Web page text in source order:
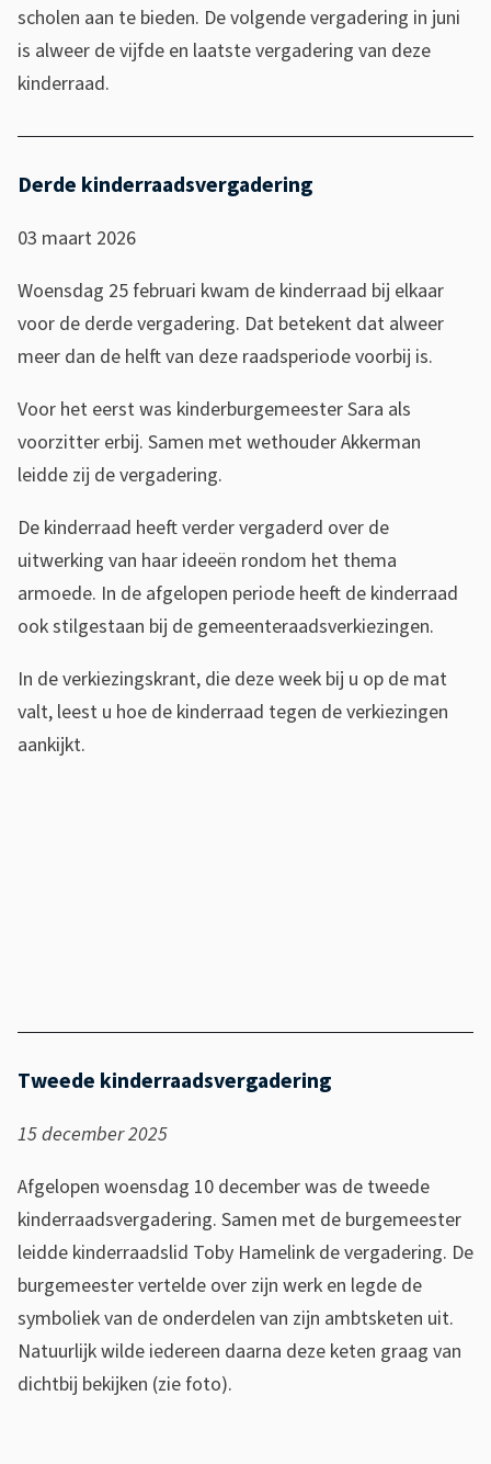
scholen aan te bieden. De volgende vergadering in juni
is alweer de vijfde en laatste vergadering van deze
kinderraad.
Derde kinderraadsvergadering
03 maart 2026
Woensdag 25 februari kwam de kinderraad bij elkaar
voor de derde vergadering. Dat betekent dat alweer
meer dan de helft van deze raadsperiode voorbij is.
Voor het eerst was kinderburgemeester Sara als
voorzitter erbij. Samen met wethouder Akkerman
leidde zij de vergadering.
De kinderraad heeft verder vergaderd over de
uitwerking van haar ideeën rondom het thema
armoede. In de afgelopen periode heeft de kinderraad
ook stilgestaan bij de gemeenteraadsverkiezingen.
In de verkiezingskrant, die deze week bij u op de mat
valt, leest u hoe de kinderraad tegen de verkiezingen
aankijkt.
r
a
d
M
o
l
e
n
l
a
Tweede kinderraadsvergadering
15 december 2025
Afgelopen woensdag 10 december was de tweede
kinderraadsvergadering. Samen met de burgemeester
leidde kinderraadslid Toby Hamelink de vergadering. De
burgemeester vertelde over zijn werk en legde de
symboliek van de onderdelen van zijn ambtsketen uit.
Natuurlijk wilde iedereen daarna deze keten graag van
dichtbij bekijken (zie foto).